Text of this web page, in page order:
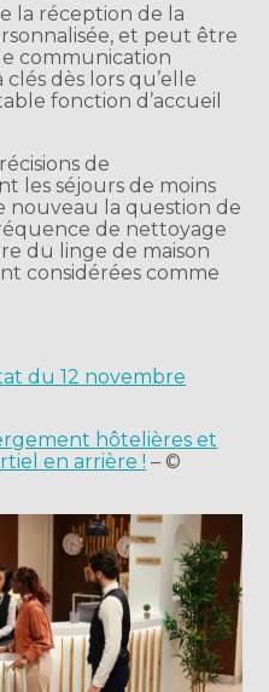
la réception de la
et peut être
communication
dès lors qu’elle
fonction d’accueil
de
les séjours de moins
nouveau la question de
de nettoyage
du linge de maison
considérées comme
du 12 novembre
hôtelières et
en arrière ! – ©